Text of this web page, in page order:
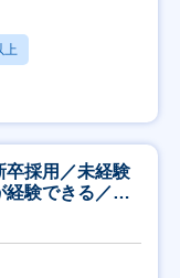
上
卒採用／未経験
経験できる／研